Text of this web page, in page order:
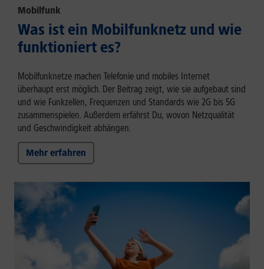
Mobilfunk
Was ist ein Mobilfunknetz und wie
funktioniert es?
Mobilfunknetze machen Telefonie und mobiles Internet
überhaupt erst möglich. Der Beitrag zeigt, wie sie aufgebaut sind
und wie Funkzellen, Frequenzen und Standards wie 2G bis 5G
zusammenspielen. Außerdem erfährst Du, wovon Netzqualität
und Geschwindigkeit abhängen.
Mehr erfahren